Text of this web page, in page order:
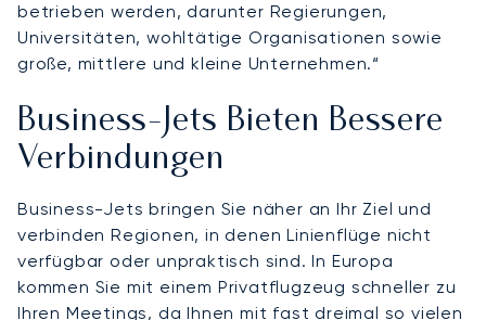
betrieben werden, darunter Regierungen,
Universitäten, wohltätige Organisationen sowie
große, mittlere und kleine Unternehmen.“
Business-Jets Bieten Bessere
Verbindungen
Business-Jets bringen Sie näher an Ihr Ziel und
verbinden Regionen, in denen Linienflüge nicht
verfügbar oder unpraktisch sind. In Europa
kommen Sie mit einem Privatflugzeug schneller zu
Ihren Meetings, da Ihnen mit fast dreimal so vielen